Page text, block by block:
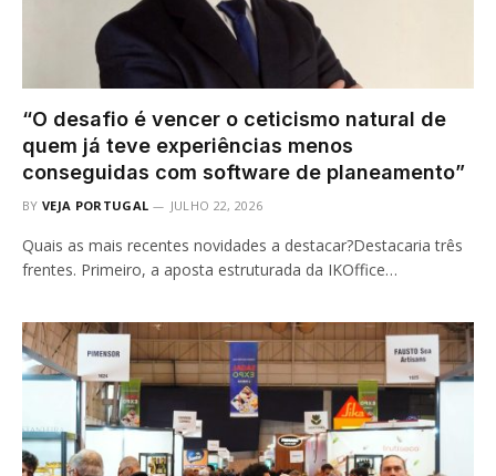
“O desafio é vencer o ceticismo natural de
quem já teve experiências menos
conseguidas com software de planeamento”
BY VEJA PORTUGAL JULHO 22, 2026
Quais as mais recentes novidades a destacar?Destacaria três
frentes. Primeiro, a aposta estruturada da IKOffice…